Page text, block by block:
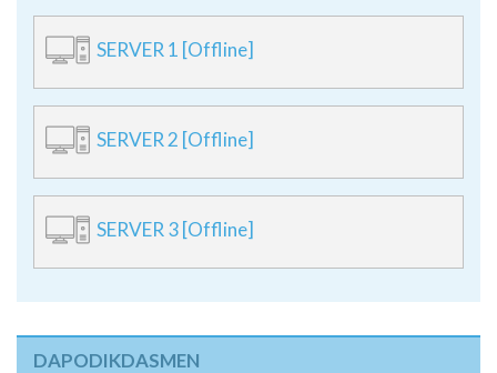
SERVER 1 [Offline]
SERVER 2 [Offline]
SERVER 3 [Offline]
DAPODIKDASMEN